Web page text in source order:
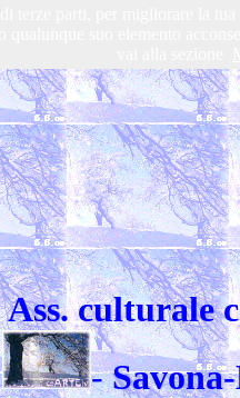
Ass. culturale
-